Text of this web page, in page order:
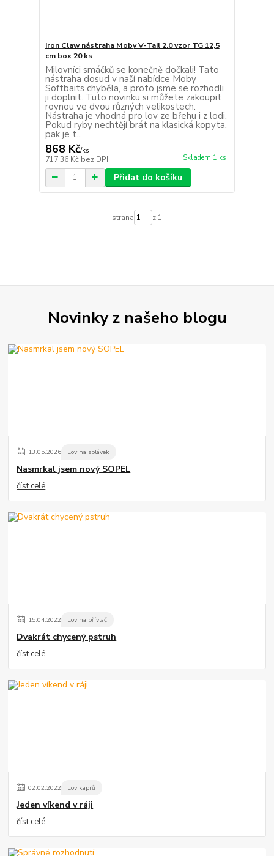
Iron Claw nástraha Moby V-Tail 2.0 vzor TG 12,5
cm box 20 ks
Milovníci smáčků se konečně dočkali! Tato
nástraha dosud v naší nabídce Moby
Softbaits chyběla, a proto jsme se rozhodli
ji doplnit. Tuto novinku si můžete zakoupit
rovnou ve dvou různých velikostech.
Nástraha je vhodná pro lov ze břehu i z lodi.
Pokud ryby nechtějí brát na klasická kopyta,
pak je t...
868 Kč/ks
717,36 Kč bez DPH Skladem 1 ks
Přidat do košíku
strana z 1
Novinky z našeho blogu
13.05.2026 Lov na splávek
Nasmrkal jsem nový SOPEL
číst celé
15.04.2022 Lov na přívlač
Dvakrát chycený pstruh
číst celé
02.02.2022 Lov kaprů
Jeden víkend v ráji
číst celé